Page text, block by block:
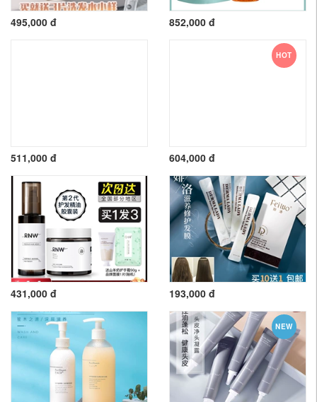
495,000 đ 852,000 đ
511,000 đ
HOT
604,000 đ
431,000 đ 193,000 đ
NEW